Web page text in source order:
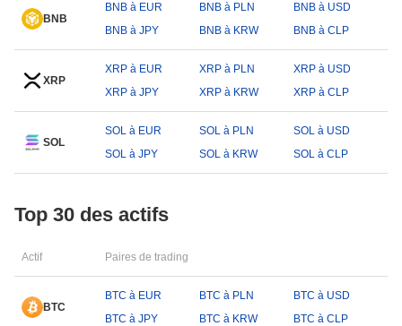
BNB
BNB à EUR BNB à PLN
BNB à USD
BNB à JPY
BNB à KRW BNB à CLP
XRP
XRP à EUR XRP à PLN
XRP à USD
XRP à JPY
XRP à KRW XRP à CLP
SOL
SOL à EUR SOL à PLN
SOL à USD
SOL à JPY
SOL à KRW SOL à CLP
Top 30 des actifs
Actif Paires de trading
BTC
BTC à EUR BTC à PLN
BTC à USD
BTC à JPY
BTC à KRW BTC à CLP